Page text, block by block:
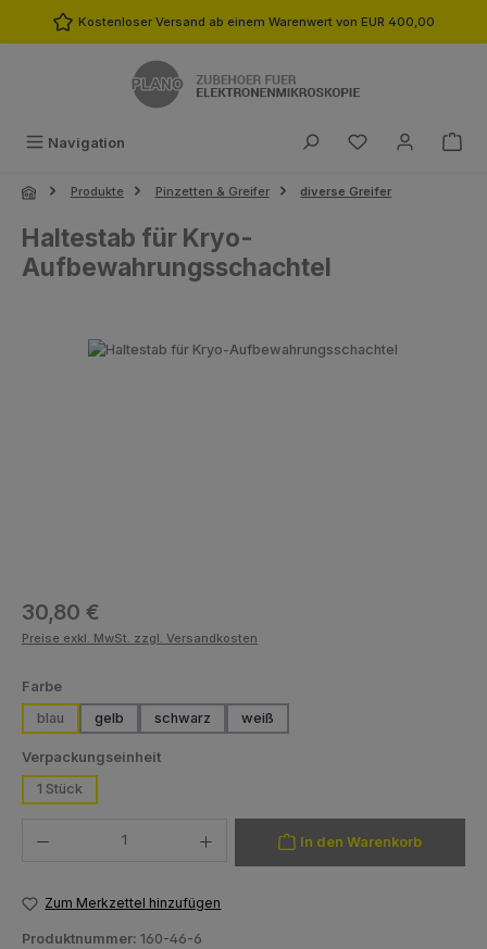
Zum Hauptinhalt springen
Kostenloser Versand ab einem Warenwert von EUR 400,00
Navigation Du hast 0
Produkte Pinzetten & Greifer diverse Greifer
Haltestab für Kryo-
Aufbewahrungsschachtel
Bildergalerie überspringen
Regulärer Preis:
30,80 €
Preise exkl. MwSt. zzgl. Versandkosten
Farbeauswählen
blau
gelb schwarz weiß
Verpackungseinheitauswählen
1 Stück
In den Warenkorb
Zum Merkzettel hinzufügen
Produktnummer: 160-46-6